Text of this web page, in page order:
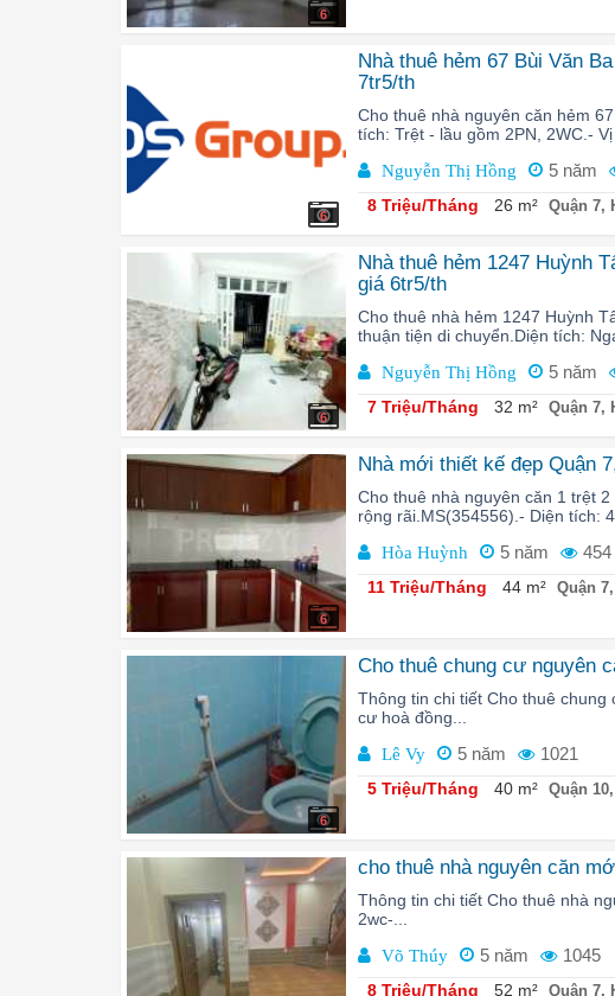
6
6
Nhà thuê hẻm 67 Bùi Văn
7tr5/th
Cho thuê nhà nguyên căn hẻm
tích: Trệt - lầu gồm 2PN, 2WC.-
Nguyễn Thị Hồng 5 năm
8 Triệu/Tháng 26 m² Quận 7,
6
Nhà thuê hẻm 1247 Huỳnh
giá 6tr5/th
Cho thuê nhà hẻm 1247 Huỳnh
thuận tiện di chuyển.Diện tích:
Nguyễn Thị Hồng 5 năm
7 Triệu/Tháng 32 m² Quận 7,
6
Nhà mới thiết kế đẹp Quận
Cho thuê nhà nguyên căn 1 trệt
rộng rãi.MS(354556).- Diện tích:
Hòa Huỳnh 5 năm 454
11 Triệu/Tháng 44 m² Quận
6
Cho thuê chung cư nguyên
Thông tin chi tiết Cho thuê
cư hoà đồng...
Lê Vy 5 năm 1021
5 Triệu/Tháng 40 m² Quận
cho thuê nhà nguyên căn
Thông tin chi tiết Cho thuê nhà
2wc-...
Võ Thúy 5 năm 1045
8 Triệu/Tháng 52 m² Quận 7,